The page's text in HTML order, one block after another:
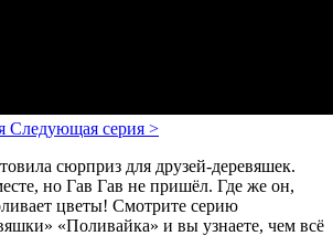
Следующая серия >
сюрприз для друзей-деревяшек.
но Гав Гав не пришёл. Где же он,
цветы! Смотрите серию
«Поливайка» и вы узнаете, чем всё